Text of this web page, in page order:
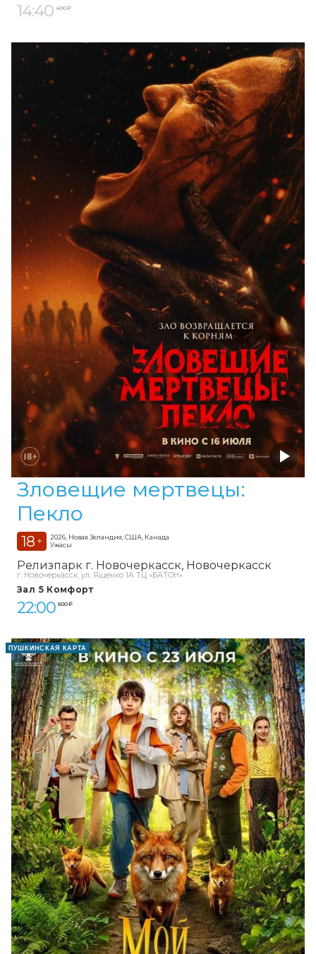
14:40 400 ₽
Зловещие мертвецы:
Пекло
18 +
2026, Новая Зеландия, США, Канада
Ужасы
Релизпарк г. Новочеркасск Новочеркасск
г. Новочеркасск, ул. Ященко 1А ТЦ «БАТОН»
Зал 5 Комфорт
22:00 600 ₽
ПУШКИНСКАЯ КАРТА